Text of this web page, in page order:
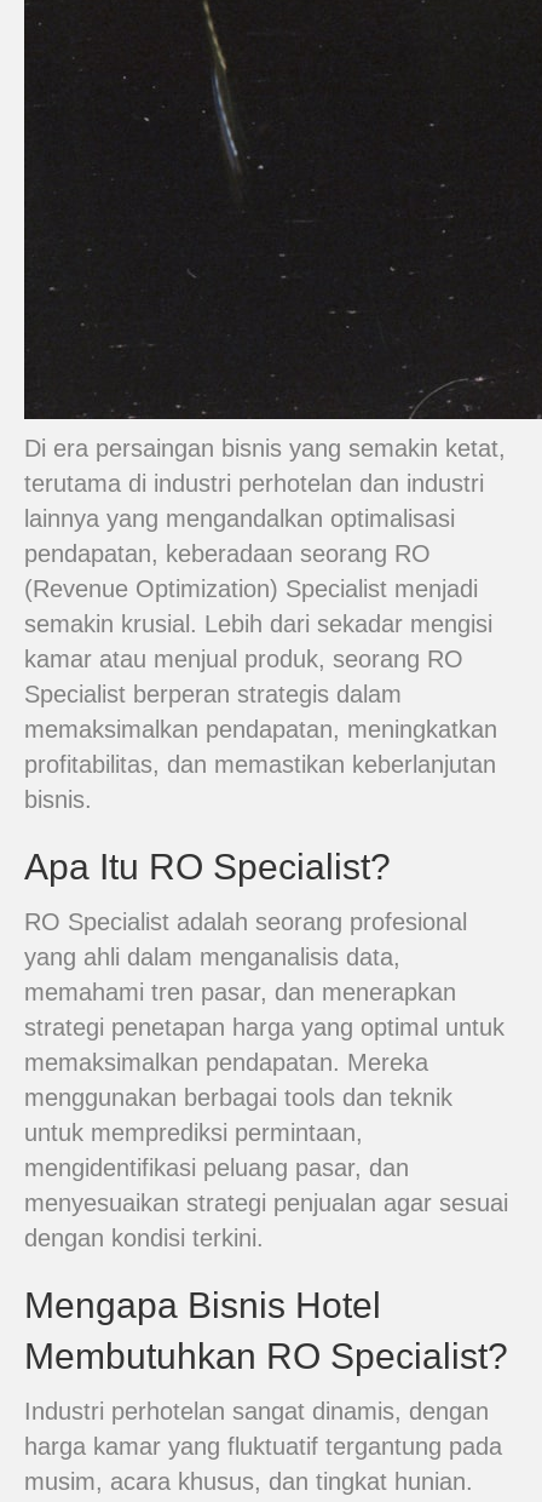
Di era persaingan bisnis yang semakin ketat,
terutama di industri perhotelan dan industri
lainnya yang mengandalkan optimalisasi
pendapatan, keberadaan seorang RO
(Revenue Optimization) Specialist menjadi
semakin krusial. Lebih dari sekadar mengisi
kamar atau menjual produk, seorang RO
Specialist berperan strategis dalam
memaksimalkan pendapatan, meningkatkan
profitabilitas, dan memastikan keberlanjutan
bisnis.
Apa Itu RO Specialist?
RO Specialist adalah seorang profesional
yang ahli dalam menganalisis data,
memahami tren pasar, dan menerapkan
strategi penetapan harga yang optimal untuk
memaksimalkan pendapatan. Mereka
menggunakan berbagai tools dan teknik
untuk memprediksi permintaan,
mengidentifikasi peluang pasar, dan
menyesuaikan strategi penjualan agar sesuai
dengan kondisi terkini.
Mengapa Bisnis Hotel
Membutuhkan RO Specialist?
Industri perhotelan sangat dinamis, dengan
harga kamar yang fluktuatif tergantung pada
musim, acara khusus, dan tingkat hunian.